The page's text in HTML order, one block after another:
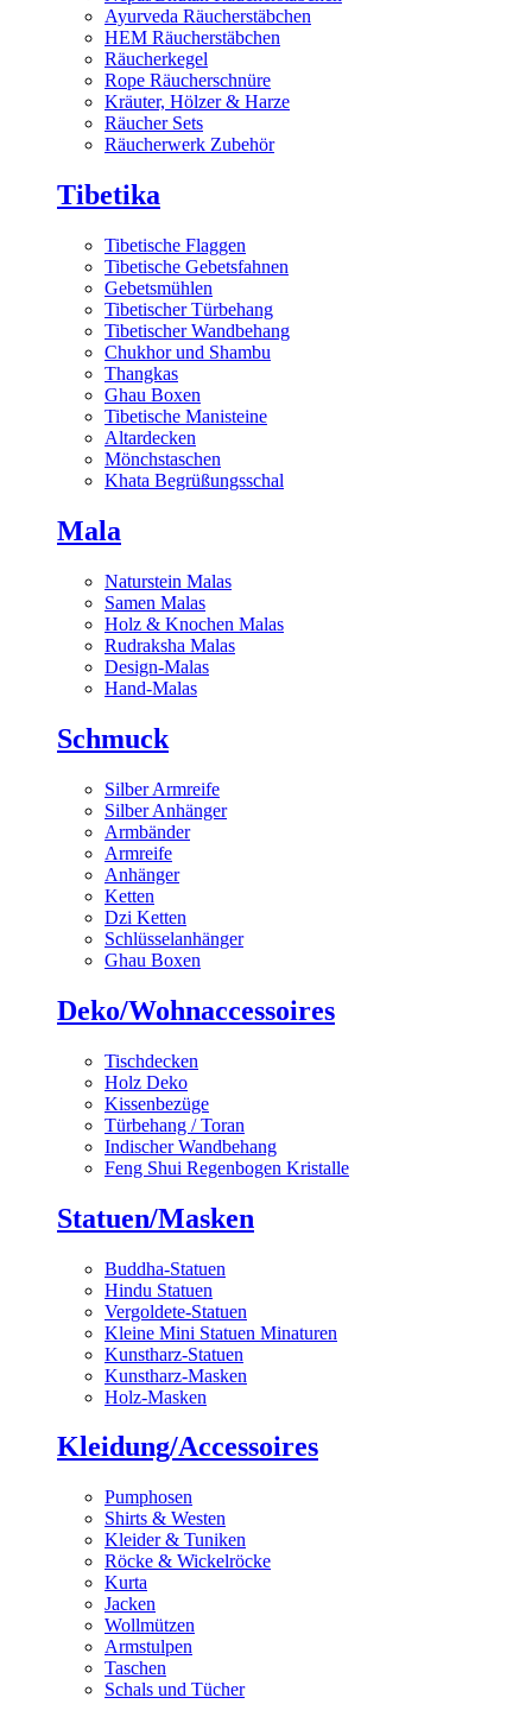
Ayurveda Räucherstäbchen
HEM Räucherstäbchen
Räucherkegel
Rope Räucherschnüre
Kräuter, Hölzer & Harze
Räucher Sets
Räucherwerk Zubehör
Tibetika
Tibetische Flaggen
Tibetische Gebetsfahnen
Gebetsmühlen
Tibetischer Türbehang
Tibetischer Wandbehang
Chukhor und Shambu
Thangkas
Ghau Boxen
Tibetische Manisteine
Altardecken
Mönchstaschen
Khata Begrüßungsschal
Mala
Naturstein Malas
Samen Malas
Holz & Knochen Malas
Rudraksha Malas
Design-Malas
Hand-Malas
Schmuck
Silber Armreife
Silber Anhänger
Armbänder
Armreife
Anhänger
Ketten
Dzi Ketten
Schlüsselanhänger
Ghau Boxen
Deko/Wohnaccessoires
Tischdecken
Holz Deko
Kissenbezüge
Türbehang / Toran
Indischer Wandbehang
Feng Shui Regenbogen Kristalle
Statuen/Masken
Buddha-Statuen
Hindu Statuen
Vergoldete-Statuen
Kleine Mini Statuen Minaturen
Kunstharz-Statuen
Kunstharz-Masken
Holz-Masken
Kleidung/Accessoires
Pumphosen
Shirts & Westen
Kleider & Tuniken
Röcke & Wickelröcke
Kurta
Jacken
Wollmützen
Armstulpen
Taschen
Schals und Tücher